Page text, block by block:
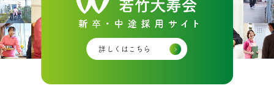
詳しくはこちら